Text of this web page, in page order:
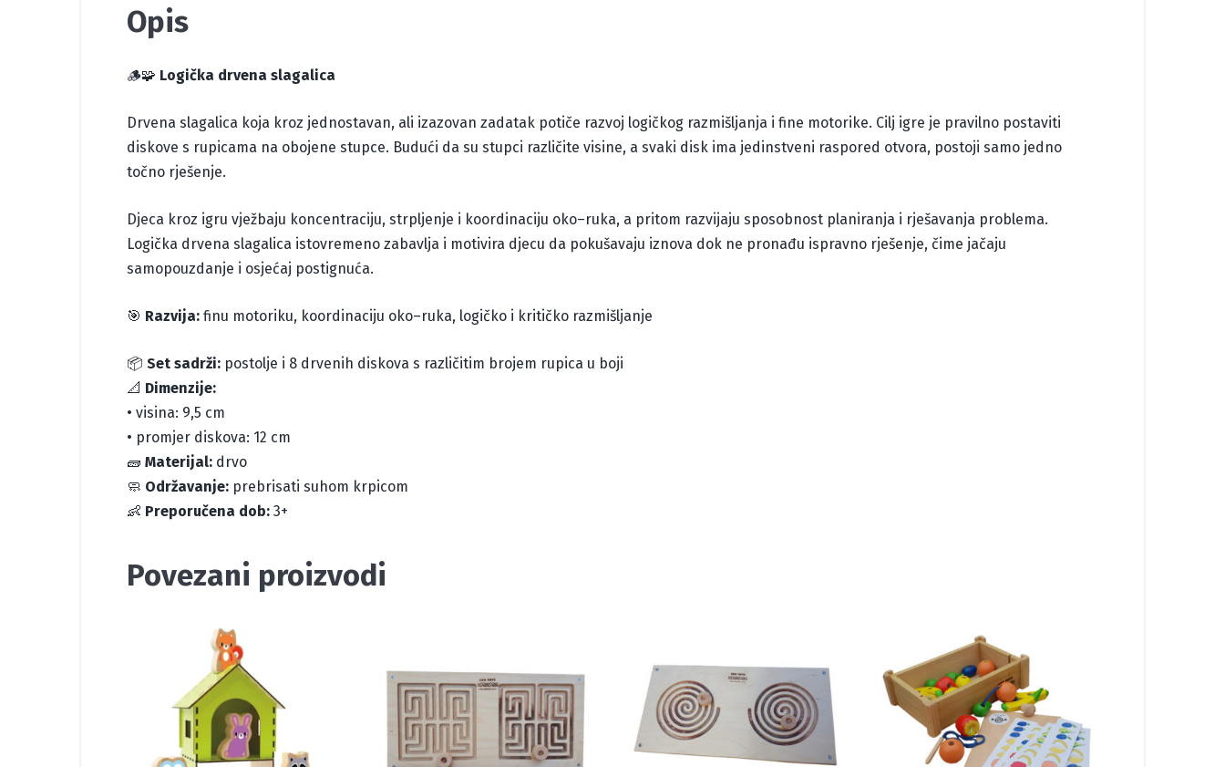
Opis
🪵🧩 Logička drvena slagalica
Drvena slagalica koja kroz jednostavan, ali izazovan zadatak potiče razvoj logičkog razmišljanja i fine motorike. Cilj igre je pravilno postaviti
diskove s rupicama na obojene stupce. Budući da su stupci različite visine, a svaki disk ima jedinstveni raspored otvora, postoji samo jedno
točno rješenje.
Djeca kroz igru vježbaju koncentraciju, strpljenje i koordinaciju oko–ruka, a pritom razvijaju sposobnost planiranja i rješavanja problema.
Logička drvena slagalica istovremeno zabavlja i motivira djecu da pokušavaju iznova dok ne pronađu ispravno rješenje, čime jačaju
samopouzdanje i osjećaj postignuća.
🎯 Razvija: finu motoriku, koordinaciju oko–ruka, logičko i kritičko razmišljanje
📦 Set sadrži: postolje i 8 drvenih diskova s različitim brojem rupica u boji
📐 Dimenzije:
• visina: 9,5 cm
• promjer diskova: 12 cm
🧱 Materijal: drvo
🧼 Održavanje: prebrisati suhom krpicom
👶 Preporučena dob: 3+
Povezani proizvodi